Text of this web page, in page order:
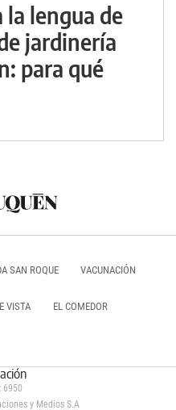
la lengua de
jardinería
para qué
SAN ROQUE VACUNACIÓN
VISTA EL COMEDOR
6950
y Medios S.A